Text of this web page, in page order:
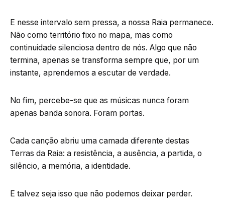
E nesse intervalo sem pressa, a nossa Raia permanece.
Não como território fixo no mapa, mas como
continuidade silenciosa dentro de nós. Algo que não
termina, apenas se transforma sempre que, por um
instante, aprendemos a escutar de verdade.
No fim, percebe-se que as músicas nunca foram
apenas banda sonora. Foram portas.
Cada canção abriu uma camada diferente destas
Terras da Raia: a resistência, a ausência, a partida, o
silêncio, a memória, a identidade.
E talvez seja isso que não podemos deixar perder.